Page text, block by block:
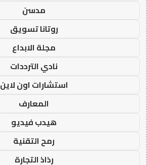
مدسن
روتانا تسويق
مجلة الابداع
نادي الترددات
استشارات اون لاين
المعارف
هيدب فيديو
رمح التقنية
رذاذ التجارة